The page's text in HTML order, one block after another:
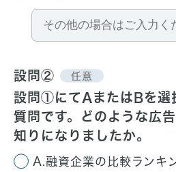
設問② 任意
設問①にてAまたはBを選
質問です。
どのような広
知りになりましたか。
A.融資企業の比較ランキ